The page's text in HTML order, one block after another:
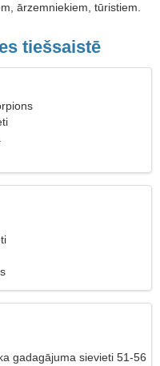
ārzemniekiem, tūristiem.
tiešsaistē
gadagājuma sievieti 51-56